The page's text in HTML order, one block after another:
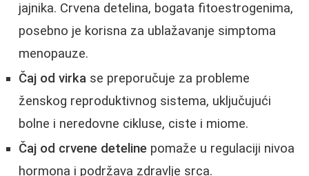
jajnika. Crvena detelina, bogata fitoestrogenima,
posebno je korisna za ublažavanje simptoma
menopauze.
Čaj od virka se preporučuje za probleme
ženskog reproduktivnog sistema, uključujući
bolne i neredovne cikluse, ciste i miome.
Čaj od crvene deteline pomaže u regulaciji nivoa
hormona i podržava zdravlje srca.